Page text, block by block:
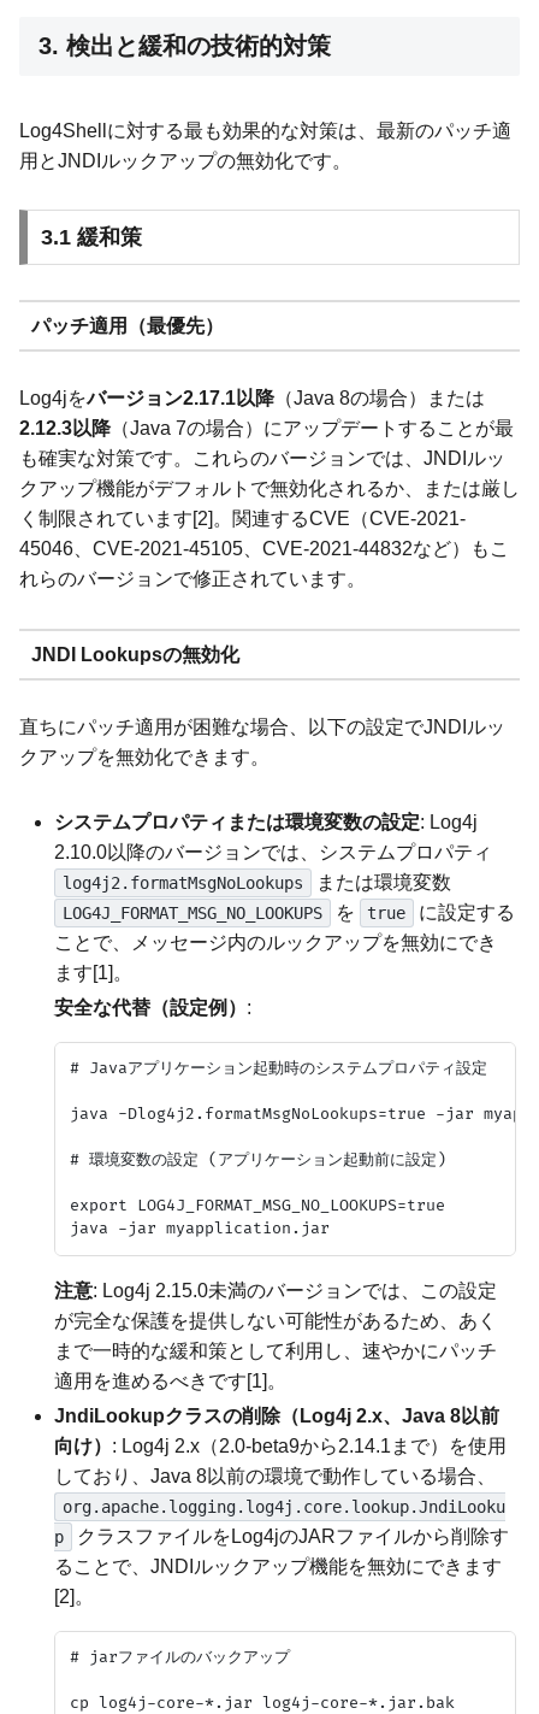
3. 検出と緩和の技術的対策
Log4Shellに対する最も効果的な対策は、最新のパッチ適
用とJNDIルックアップの無効化です。
3.1 緩和策
パッチ適用（最優先）
Log4jをバージョン2.17.1以降 （Java 8の場合）または
2.12.3以降 （Java 7の場合）にアップデートすることが最
も確実な対策です。これらのバージョンでは、JNDIルッ
クアップ機能がデフォルトで無効化されるか、または厳し
く制限されています[2]。関連するCVE（CVE-2021-
45046、CVE-2021-45105、CVE-2021-44832など）もこ
れらのバージョンで修正されています。
JNDI Lookupsの無効化
直ちにパッチ適用が困難な場合、以下の設定でJNDIルッ
クアップを無効化できます。
システムプロパティまたは環境変数の設定: Log4j
2.10.0以降のバージョンでは、システムプロパティ
log4j2.formatMsgNoLookups または環境変数
LOG4J_FORMAT_MSG_NO_LOOKUPS を true
に設定する
ことで、メッセージ内のルックアップを無効にでき
ます[1]。
安全な代替（設定例） :
# Javaアプリケーション起動時のシステムプロパティ設定
java -Dlog4j2.formatMsgNoLookups=true -jar
# 環境変数の設定 (アプリケーション起動前に設定)
export LOG4J_FORMAT_MSG_NO_LOOKUPS=true
注意: Log4j 2.15.0未満のバージョンでは、この設定
が完全な保護を提供しない可能性があるため、あく
まで一時的な緩和策として利用し、速やかにパッチ
適用を進めるべきです[1]。
JndiLookupクラスの削除（Log4j 2.x、Java 8以前
向け） : Log4j 2.x（2.0-beta9から2.14.1まで）を使用
しており、Java 8以前の環境で動作している場合、
org.apache.logging.log4j.core.lookup.JndiLooku
p
クラスファイルをLog4jのJARファイルから削除す
ることで、JNDIルックアップ機能を無効にできます
[2]。
# jarファイルのバックアップ
cp log4j-core-*.jar log4j-core-*.jar.bak